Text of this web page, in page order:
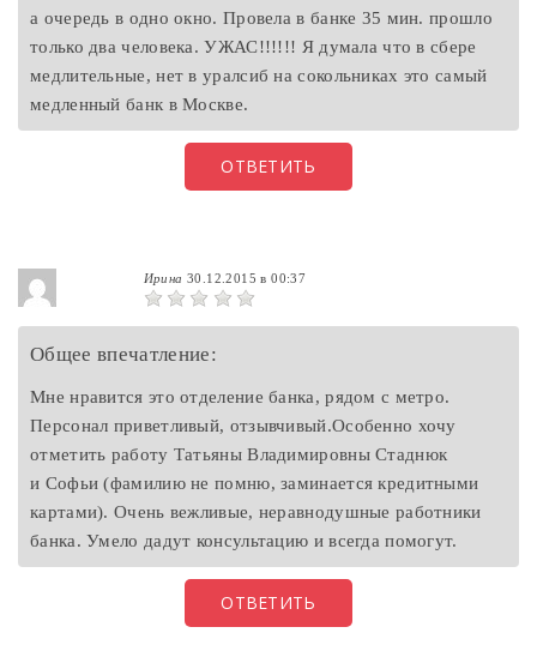
а очередь в одно окно. Провела в банке 35 мин. прошло
только два человека. УЖАС!!!!!! Я думала что в сбере
медлительные, нет в уралсиб на сокольниках это самый
медленный банк в Москве.
ОТВЕТИТЬ
Ирина 30.12.2015 в 00:37
Общее впечатление:
Мне нравится это отделение банка, рядом с метро.
Персонал приветливый, отзывчивый.Особенно хочу
отметить работу Татьяны Владимировны Стаднюк
и Софьи (фамилию не помню, заминается кредитными
картами). Очень вежливые, неравнодушные работники
банка. Умело дадут консультацию и всегда помогут.
ОТВЕТИТЬ